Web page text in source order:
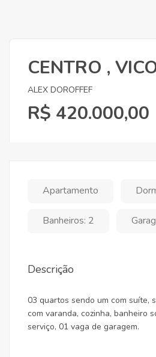
CENTRO ,
ALEX DOROFFEF
R$ 420.000,00
Apartamento
Banheiros: 2
Descrição
03 quartos sendo um com suíte,
com varanda, cozinha, banheiro
serviço, 01 vaga de garagem.